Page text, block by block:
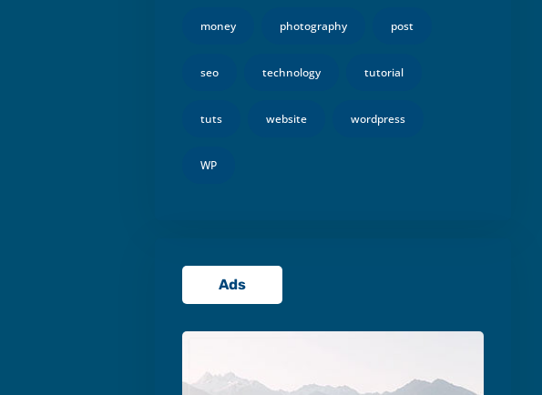
money photography post
seo technology tutorial
tuts website wordpress
WP
Ads